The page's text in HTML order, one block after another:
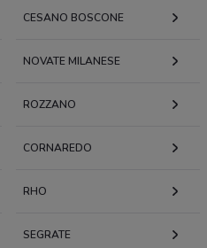
CESANO BOSCONE
NOVATE MILANESE
ROZZANO
CORNAREDO
RHO
SEGRATE